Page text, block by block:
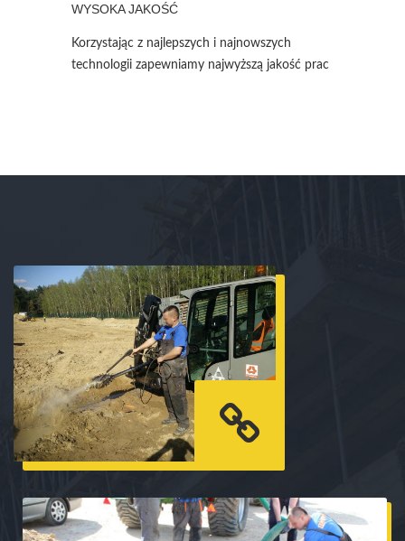
WYSOKA JAKOŚĆ
Korzystając z najlepszych i najnowszych
technologii zapewniamy najwyższą jakość prac